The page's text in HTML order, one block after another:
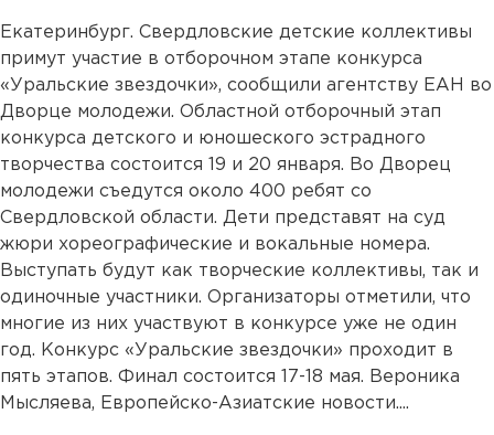
Екатеринбург. Свердловские детские коллективы
примут участие в отборочном этапе конкурса
«Уральские звездочки», сообщили агентству ЕАН во
Дворце молодежи. Областной отборочный этап
конкурса детского и юношеского эстрадного
творчества состоится 19 и 20 января. Во Дворец
молодежи съедутся около 400 ребят со
Свердловской области. Дети представят на суд
жюри хореографические и вокальные номера.
Выступать будут как творческие коллективы, так и
одиночные участники. Организаторы отметили, что
многие из них участвуют в конкурсе уже не один
год. Конкурс «Уральские звездочки» проходит в
пять этапов. Финал состоится 17-18 мая. Вероника
Мысляева, Европейско-Азиатские новости....